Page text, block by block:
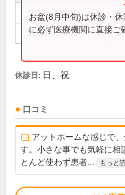
9:00～12:30 ● ●
15:00～18:00 ● ●
お盆(8月中旬)は休診・
に必ず医療機関に直接ご
休診日: 日、祝
口コミ
アットホームな感じで
す。小さな事でも気軽に相
とんど使わず患者...
もっと